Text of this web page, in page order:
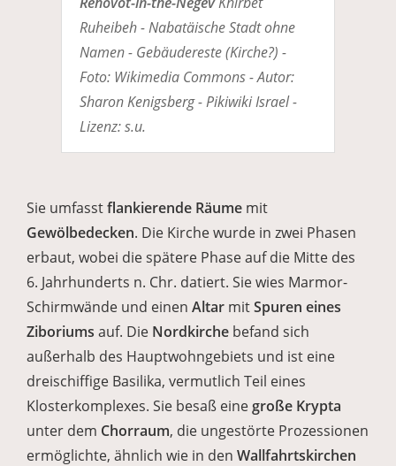
Ruheibeh - Nabatäische Stadt ohne
Namen - Gebäudereste (Kirche?) -
Foto: Wikimedia Commons - Autor:
Sharon Kenigsberg - Pikiwiki Israel -
Lizenz: s.u.
Sie umfasstflankierende Räume mit
Gewölbedecken. Die Kirche wurde in zwei Phasen
erbaut, wobei die spätere Phase auf die Mitte des
6. Jahrhunderts n. Chr. datiert. Sie wies Marmor-
Schirmwände und einen Altar mitSpuren eines
Ziboriums auf. Die Nordkirche befand sich
außerhalb des Hauptwohngebiets und ist eine
dreischiffige Basilika, vermutlich Teil eines
Klosterkomplexes. Sie besaß eine große Krypta
unter dem Chorraum, die ungestörte Prozessionen
ermöglichte, ähnlich wie in den Wallfahrtskirchen